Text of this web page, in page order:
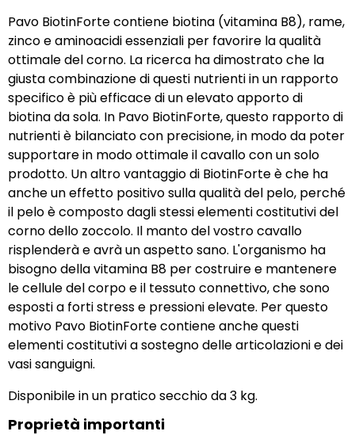
Pavo BiotinForte contiene biotina (vitamina B8), rame,
zinco e aminoacidi essenziali per favorire la qualità
ottimale del corno. La ricerca ha dimostrato che la
giusta combinazione di questi nutrienti in un rapporto
specifico è più efficace di un elevato apporto di
biotina da sola. In Pavo BiotinForte, questo rapporto di
nutrienti è bilanciato con precisione, in modo da poter
supportare in modo ottimale il cavallo con un solo
prodotto. Un altro vantaggio di BiotinForte è che ha
anche un effetto positivo sulla qualità del pelo, perché
il pelo è composto dagli stessi elementi costitutivi del
corno dello zoccolo. Il manto del vostro cavallo
risplenderà e avrà un aspetto sano. L'organismo ha
bisogno della vitamina B8 per costruire e mantenere
le cellule del corpo e il tessuto connettivo, che sono
esposti a forti stress e pressioni elevate. Per questo
motivo Pavo BiotinForte contiene anche questi
elementi costitutivi a sostegno delle articolazioni e dei
vasi sanguigni.
Disponibile in un pratico secchio da 3 kg.
Proprietà importanti